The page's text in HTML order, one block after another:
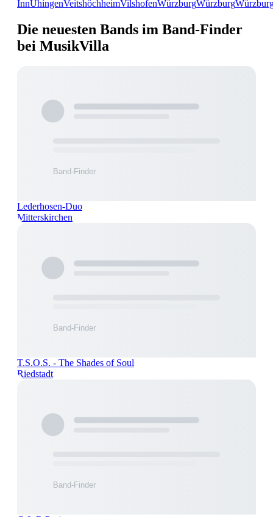
InnUhingenVeitshöchheimVilshofenWürzburgWürzburg
Die neuesten Bands im Band-Finder
bei MusikVilla
Lederhosen-Duo
Mitterskirchen
T.S.O.S. - The Shades of Soul
Riedstadt